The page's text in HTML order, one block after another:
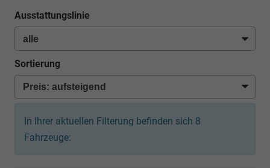
Ausstattungslinie
Sortierung
In Ihrer aktuellen Filterung befinden sich 8
Fahrzeuge: